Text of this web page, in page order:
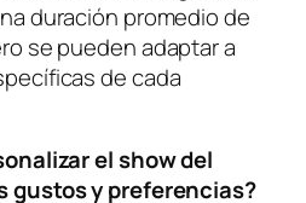
duración promedio de
se pueden adaptar a
de cada
el show del
gustos y preferencias?